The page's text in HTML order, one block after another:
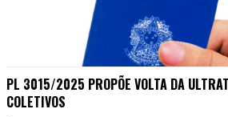
PL 3015/2025 PROPÕE VOLTA DA
COLETIVOS